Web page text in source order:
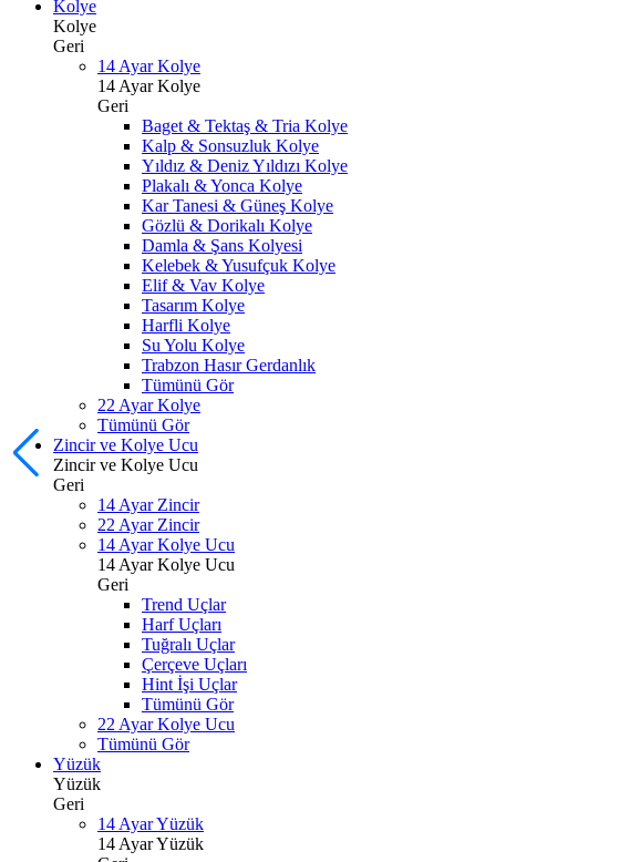
Kolye
Kolye
Geri
14 Ayar Kolye
14 Ayar Kolye
Geri
Baget & Tektaş & Tria Kolye
Kalp & Sonsuzluk Kolye
Yıldız & Deniz Yıldızı Kolye
Plakalı & Yonca Kolye
Kar Tanesi & Güneş Kolye
Gözlü & Dorikalı Kolye
Damla & Şans Kolyesi
Kelebek & Yusufçuk Kolye
Elif & Vav Kolye
Tasarım Kolye
Harfli Kolye
Su Yolu Kolye
Trabzon Hasır Gerdanlık
Tümünü Gör
22 Ayar Kolye
Tümünü Gör
Zincir ve Kolye Ucu
Zincir ve Kolye Ucu
Geri
14 Ayar Zincir
22 Ayar Zincir
14 Ayar Kolye Ucu
14 Ayar Kolye Ucu
Geri
Trend Uçlar
Harf Uçları
Tuğralı Uçlar
Çerçeve Uçları
Hint İşi Uçlar
Tümünü Gör
22 Ayar Kolye Ucu
Tümünü Gör
Yüzük
Yüzük
Geri
14 Ayar Yüzük
14 Ayar Yüzük